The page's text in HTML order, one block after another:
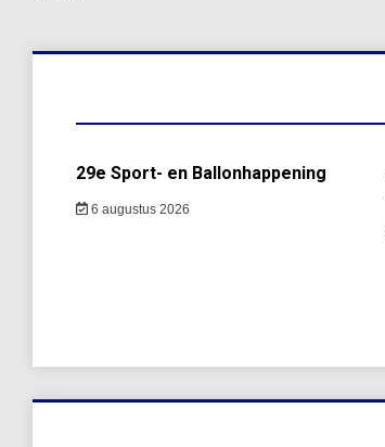
29e Sport- en Ballonhappening
6 augustus 2026